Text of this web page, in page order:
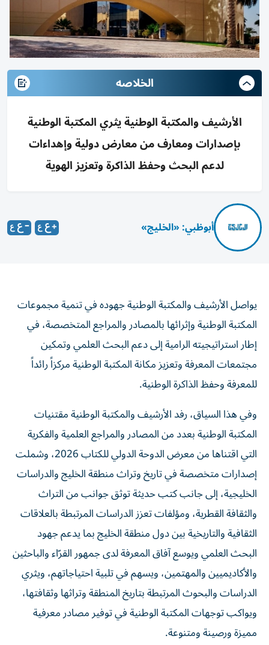
الخلاصه
الأرشيف والمكتبة الوطنية يثري المكتبة الوطنية
بإصدارات ومعارف من معارض دولية وإهداءات
لدعم البحث وحفظ الذاكرة وتعزيز الهوية
أبوظبي: «الخليج»
يواصل الأرشيف والمكتبة الوطنية جهوده في تنمية مجموعات
المكتبة الوطنية وإثرائها بالمصادر والمراجع المتخصصة، في
إطار استراتيجيته الرامية إلى دعم البحث العلمي وتمكين
مجتمعات المعرفة وتعزيز مكانة المكتبة الوطنية مركزاً رائداً
للمعرفة وحفظ الذاكرة الوطنية.
وفي هذا السياق، رفد الأرشيف والمكتبة الوطنية مقتنيات
المكتبة الوطنية بعدد من المصادر والمراجع العلمية والفكرية
التي اقتناها من معرض الدوحة الدولي للكتاب 2026، وشملت
إصدارات متخصصة في تاريخ وتراث منطقة الخليج والدراسات
الخليجية، إلى جانب كتب حديثة توثق جوانب من التراث
والثقافة القطرية، ومؤلفات تعزز الدراسات المرتبطة بالعلاقات
الثقافية والتاريخية بين دول منطقة الخليج بما يدعم جهود
البحث العلمي ويوسع آفاق المعرفة لدى جمهور القرّاء والباحثين
والأكاديميين والمهتمين، ويسهم في تلبية احتياجاتهم، ويثري
الدراسات والبحوث المرتبطة بتاريخ المنطقة وتراثها وثقافتها،
ويواكب توجهات المكتبة الوطنية في توفير مصادر معرفية
مميزة ورصينة ومتنوعة.